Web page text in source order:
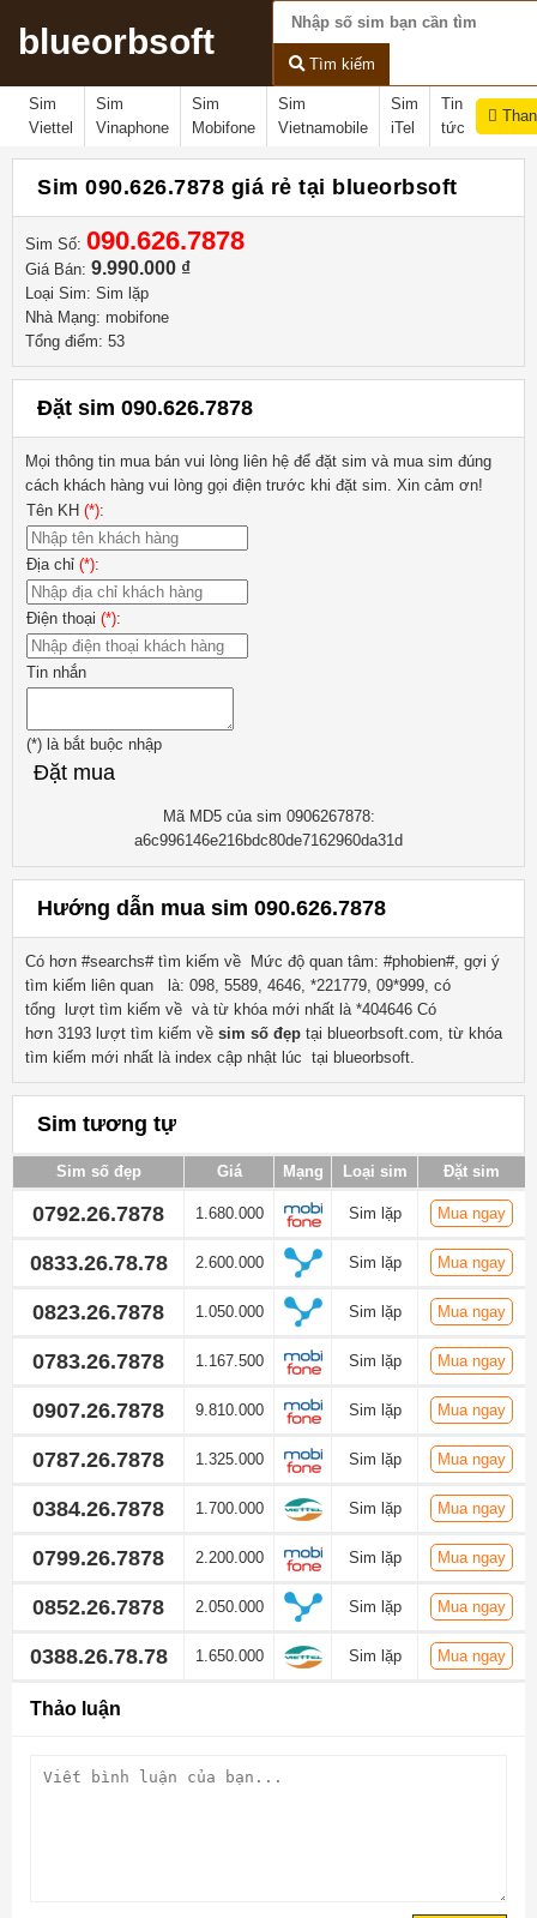
blueorbsoft
Tìm kiếm
Sim
Viettel
Sim
Vinaphone
Sim
Mobifone
Sim
Vietnamobile
Sim
iTel
Tin
tức
Sim 090.626.7878 giá rẻ tại blueorbsoft
Sim Số: 090.626.7878
Giá Bán: 9.990.000 ₫
Loại Sim: Sim lặp
Nhà Mạng: mobifone
Tổng điểm: 53
Đặt sim 090.626.7878
Mọi thông tin mua bán vui lòng liên hệ để đặt sim và mua sim đúng
cách khách hàng vui lòng gọi điện trước khi đặt sim. Xin cảm ơn!
Tên KH (*):
Địa chỉ (*):
Điện thoại (*):
Tin nhắn
(*) là bắt buộc nhập
Đặt mua
Mã MD5 của sim 0906267878:
a6c996146e216bdc80de7162960da31d
Hướng dẫn mua sim 090.626.7878
Có hơn #searchs# tìm kiếm về
Mức độ quan tâm: #phobien#, gợi ý
tìm kiếm liên quan
là: 098, 5589, 4646, *221779, 09*999, có
tổng lượt tìm kiếm về và từ khóa mới nhất là *404646 Có
hơn 3193 lượt tìm kiếm về sim số đẹp tại blueorbsoft.com, từ khóa
tìm kiếm mới nhất là index cập nhật lúc tại blueorbsoft.
Sim tương tự
Sim số đẹp Giá Mạng Loại sim Đặt sim
0792.26.7878 1.680.000 Sim lặp Mua ngay
0833.26.78.78 2.600.000 Sim lặp Mua ngay
0823.26.7878 1.050.000 Sim lặp Mua ngay
0783.26.7878 1.167.500 Sim lặp Mua ngay
0907.26.7878 9.810.000 Sim lặp Mua ngay
0787.26.7878 1.325.000 Sim lặp Mua ngay
0384.26.7878 1.700.000 Sim lặp Mua ngay
0799.26.7878 2.200.000 Sim lặp Mua ngay
0852.26.7878 2.050.000 Sim lặp Mua ngay
0388.26.78.78 1.650.000 Sim lặp Mua ngay
Thảo luận